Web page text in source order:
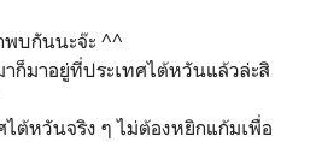
พบกันนะจ๊ะ ^^
าก็มาอยู่ที่ประเทศไต้หวันแล้วล่ะสิ
ไต้หวันจริง ๆ ไม่ต้องหยิกแก้มเพื่อ